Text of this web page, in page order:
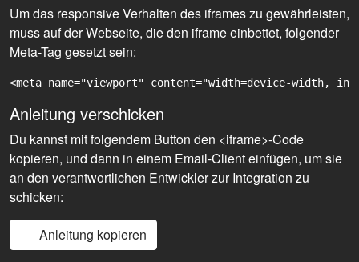
Um das responsive Verhalten des iframes zu gewährleisten,
muss auf der Webseite, die den iframe einbettet, folgender
Meta-Tag gesetzt sein:
<meta name="viewport" content="width=device-width,
Anleitung verschicken
Du kannst mit folgendem Button den <iframe>-Code
kopieren, und dann in einem Email-Client einfügen, um sie
an den verantwortlichen Entwickler zur Integration zu
schicken:
Anleitung kopieren